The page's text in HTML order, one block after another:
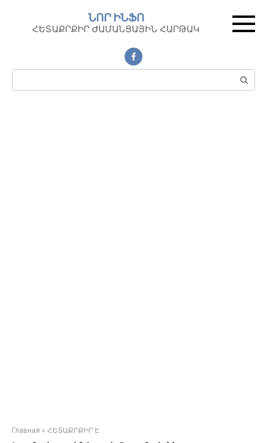
контенту
ՆՈՐ ԻՆՖՈ
ՀԵՏԱՔՐՔԻՐ ԺԱՄԱՆՑԱՅԻՆ ՀԱՐԹԱԿ
Поиск:
Главная » ՀԵՏԱՔՐՔԻՐ Է